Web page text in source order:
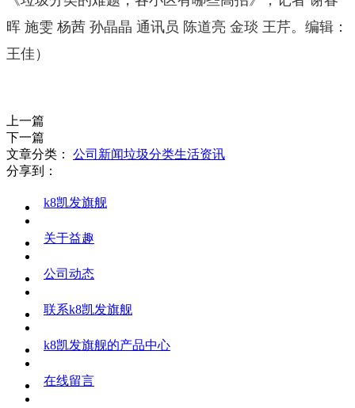
晖 施雯 杨茜 孙晶晶 通讯员 陈道亮 金琰 王芹。编辑：
王佳）
上一篇
下一篇
文章分类：
公司新闻垃圾分类生活资讯
分享到：
k8凯发旗舰
关于益趣
公司动态
联系k8凯发旗舰
k8凯发旗舰的产品中心
在线留言